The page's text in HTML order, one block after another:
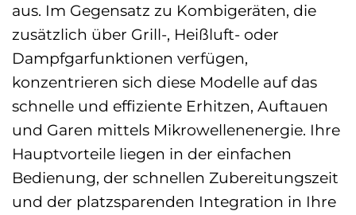
aus. Im Gegensatz zu Kombigeräten, die
zusätzlich über Grill-, Heißluft- oder
Dampfgarfunktionen verfügen,
konzentrieren sich diese Modelle auf das
schnelle und effiziente Erhitzen, Auftauen
und Garen mittels Mikrowellenenergie. Ihre
Hauptvorteile liegen in der einfachen
Bedienung, der schnellen Zubereitungszeit
und der platzsparenden Integration in Ihre